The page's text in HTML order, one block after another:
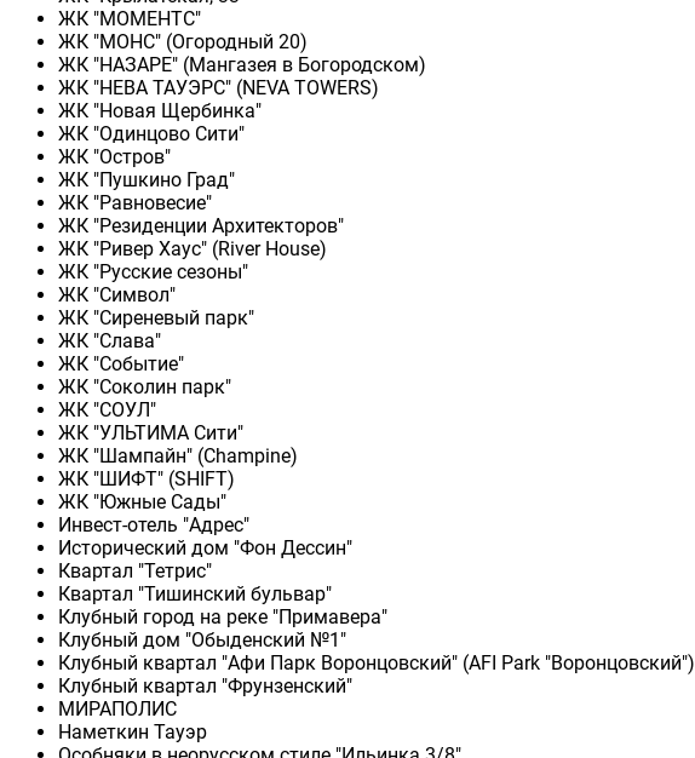
ЖК "МОМЕНТС"
ЖК "МОНС" (Огородный 20)
ЖК "НАЗАРЕ" (Мангазея в Богородском)
ЖК "НЕВА ТАУЭРС" (NEVA TOWERS)
ЖК "Новая Щербинка"
ЖК "Одинцово Сити"
ЖК "Остров"
ЖК "Пушкино Град"
ЖК "Равновесие"
ЖК "Резиденции Архитекторов"
ЖК "Ривер Хаус" (River Нouse)
ЖК "Русские сезоны"
ЖК "Символ"
ЖК "Сиреневый парк"
ЖК "Слава"
ЖК "Событие"
ЖК "Соколин парк"
ЖК "СОУЛ"
ЖК "УЛЬТИМА Сити"
ЖК "Шампайн" (Champine)
ЖК "ШИФТ" (SHIFT)
ЖК "Южные Сады"
Инвест-отель "Адрес"
Исторический дом "Фон Дессин"
Квартал "Тетрис"
Квартал "Тишинский бульвар"
Клубный город на реке "Примавера"
Клубный дом "Обыденский №1"
Клубный квартал "Афи Парк Воронцовский" (AFI Park "Воронцовский")
Клубный квартал "Фрунзенский"
МИРАПОЛИС
Наметкин Тауэр